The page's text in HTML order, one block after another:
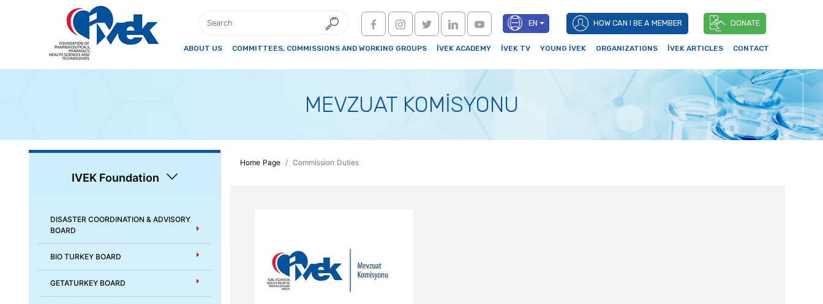
EN HOW CAN I BE A MEMBER DONATE
ABOUT US COMMITTEES, COMMISSIONS AND WORKING GROUPS İVEK ACADEMY İVEK TV YOUNG İVEK ORGANIZATIONS İVEK ARTICLES CONTACT
MEVZUAT KOMİSYONU
IVEK Foundation
DISASTER COORDINATION & ADVISORY
BOARD
BIO TURKEY BOARD
GETATURKEY BOARD
Home Page Commission Duties